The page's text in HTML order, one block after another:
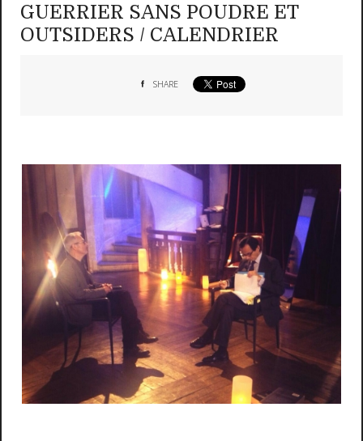
GUERRIER SANS POUDRE ET
OUTSIDERS / CALENDRIER
SHARE